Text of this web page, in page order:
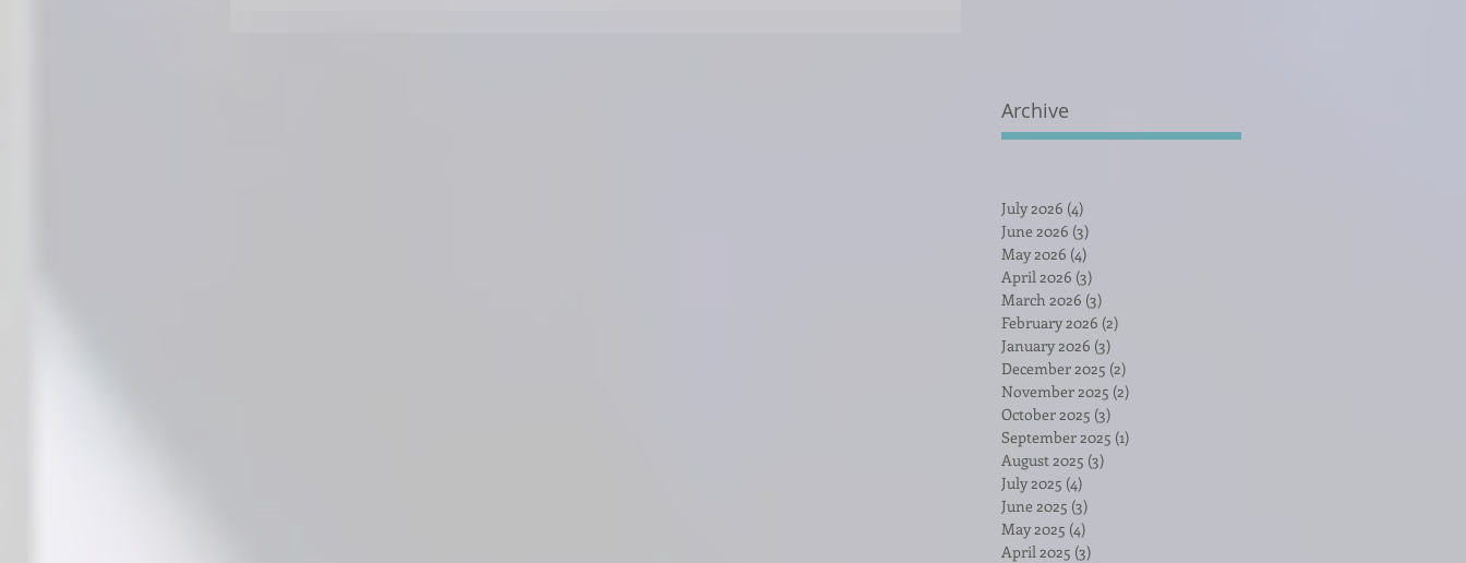
Archive
July 2026 (4)
June 2026 (3)
May 2026 (4)
April 2026 (3)
March 2026 (3)
February 2026 (2)
January 2026 (3)
December 2025 (2)
November 2025 (2)
October 2025 (3)
September 2025 (1)
August 2025 (3)
July 2025 (4)
June 2025 (3)
May 2025 (4)
April 2025 (3)